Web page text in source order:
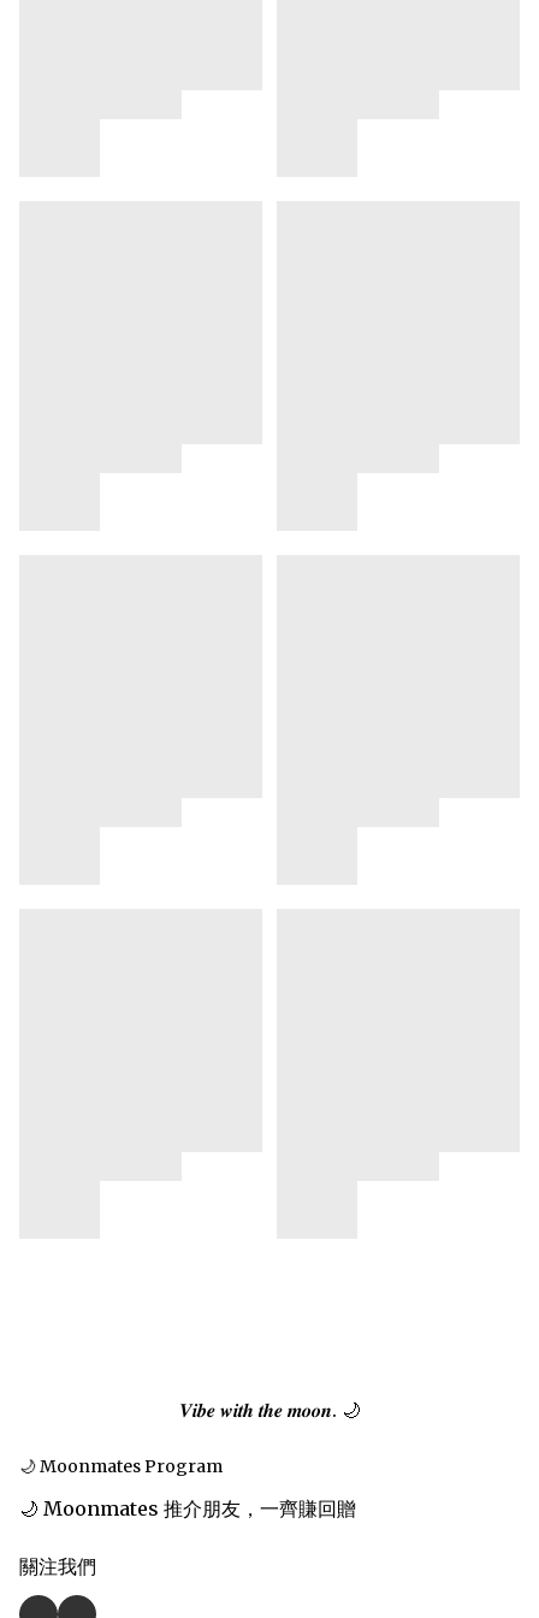
𝑽𝒊𝒃𝒆 𝒘𝒊𝒕𝒉 𝒕𝒉𝒆 𝒎𝒐𝒐𝒏. 🌙
🌙 Moonmates Program
🌙 Moonmates 推介朋友，一齊賺回贈
關注我們